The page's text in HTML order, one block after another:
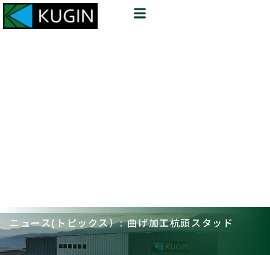
ニュース(トピックス）: 曲げ加工杭頭スタッド